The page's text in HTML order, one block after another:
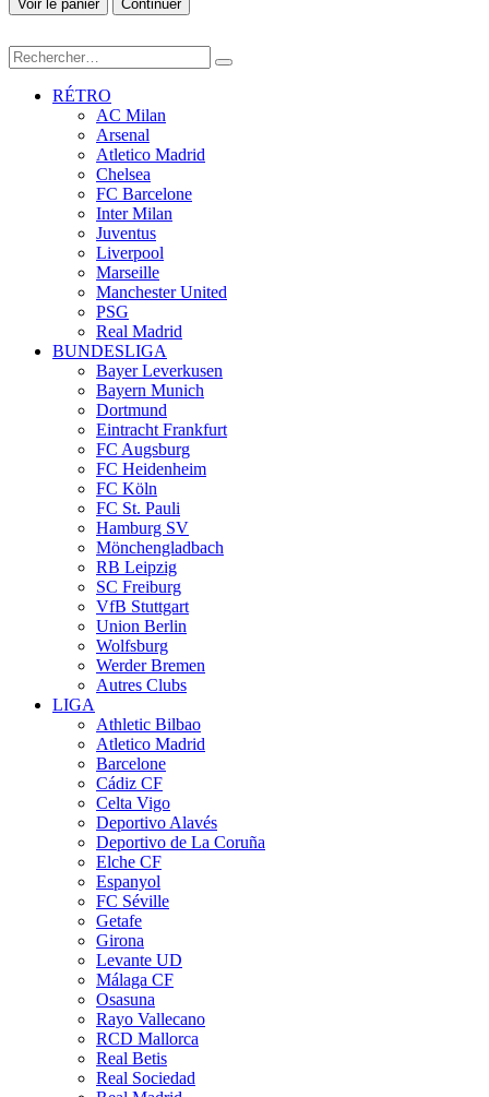
Voir le panier Continuer
RÉTRO
AC Milan
Arsenal
Atletico Madrid
Chelsea
FC Barcelone
Inter Milan
Juventus
Liverpool
Marseille
Manchester United
PSG
Real Madrid
BUNDESLIGA
Bayer Leverkusen
Bayern Munich
Dortmund
Eintracht Frankfurt
FC Augsburg
FC Heidenheim
FC Köln
FC St. Pauli
Hamburg SV
Mönchengladbach
RB Leipzig
SC Freiburg
VfB Stuttgart
Union Berlin
Wolfsburg
Werder Bremen
Autres Clubs
LIGA
Athletic Bilbao
Atletico Madrid
Barcelone
Cádiz CF
Celta Vigo
Deportivo Alavés
Deportivo de La Coruña
Elche CF
Espanyol
FC Séville
Getafe
Girona
Levante UD
Málaga CF
Osasuna
Rayo Vallecano
RCD Mallorca
Real Betis
Real Sociedad